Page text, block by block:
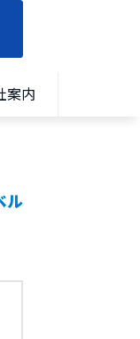
案内
ル